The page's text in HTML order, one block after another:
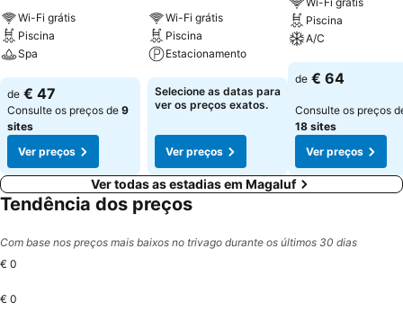
Wi-Fi grátis
Piscina
Spa
Ver preços
de € 47
Consulte os preços de 9
sites
Ver preços
Wi-Fi grátis
Piscina
Estacionamento
Ver preços
Selecione as datas para
ver os preços exatos.
Ver preços
Piscina
A/C
Ver preços
de € 64
Consulte os preços
18 sites
Ver preços
Ver todas as estadias em Magaluf
Tendência dos preços
Com base nos preços mais baixos no trivago durante os últimos 30 dias
€ 0
€ 0